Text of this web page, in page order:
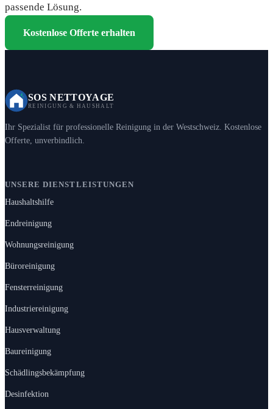
passende Lösung.
Kostenlose Offerte erhalten
SOS NETTOYAGE
REINIGUNG & HAUSHALT
Ihr Spezialist für professionelle Reinigung in der Westschweiz. Kostenlose
Offerte, unverbindlich.
UNSERE DIENSTLEISTUNGEN
Haushaltshilfe
Endreinigung
Wohnungsreinigung
Büroreinigung
Fensterreinigung
Industriereinigung
Hausverwaltung
Baureinigung
Schädlingsbekämpfung
Desinfektion